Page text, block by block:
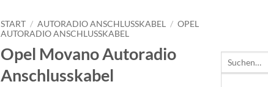
START / AUTORADIO ANSCHLUSSKABEL / OPEL
AUTORADIO ANSCHLUSSKABEL
Opel Movano Autoradio
Anschlusskabel